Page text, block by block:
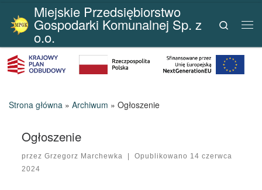
Przejdź do treści
Miejskie Przedsiębiorstwo
Gospodarki Komunalnej Sp. z
o.o.
Search
Strona główna » Archiwum » Ogłoszenie
Ogłoszenie
przezGrzegorz Marchewka | Opublikowano 14 czerwca
2024